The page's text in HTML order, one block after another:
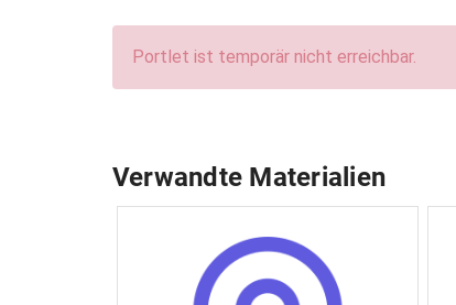
Portlet ist temporär nicht erreichbar.
Verwandte Materialien